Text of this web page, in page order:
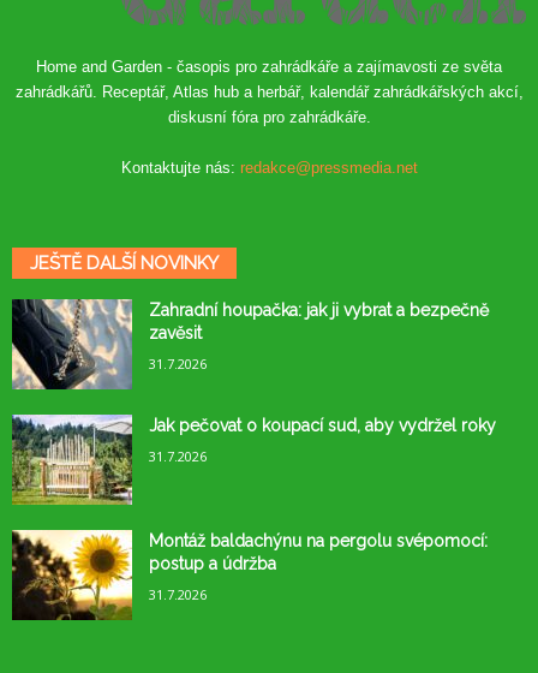
Home and Garden - časopis pro zahrádkáře a zajímavosti ze světa
zahrádkářů. Receptář, Atlas hub a herbář, kalendář zahrádkářských akcí,
diskusní fóra pro zahrádkáře.
Kontaktujte nás: redakce@pressmedia.net
JEŠTĚ DALŠÍ NOVINKY
Zahradní houpačka: jak ji vybrat a bezpečně
zavěsit
31.7.2026
Jak pečovat o koupací sud, aby vydržel roky
31.7.2026
Montáž baldachýnu na pergolu svépomocí:
postup a údržba
31.7.2026